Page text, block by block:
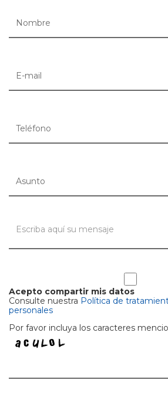
Acepto compartir mis datos
Consulte nuestra Política de
personales
Por favor incluya los caracteres